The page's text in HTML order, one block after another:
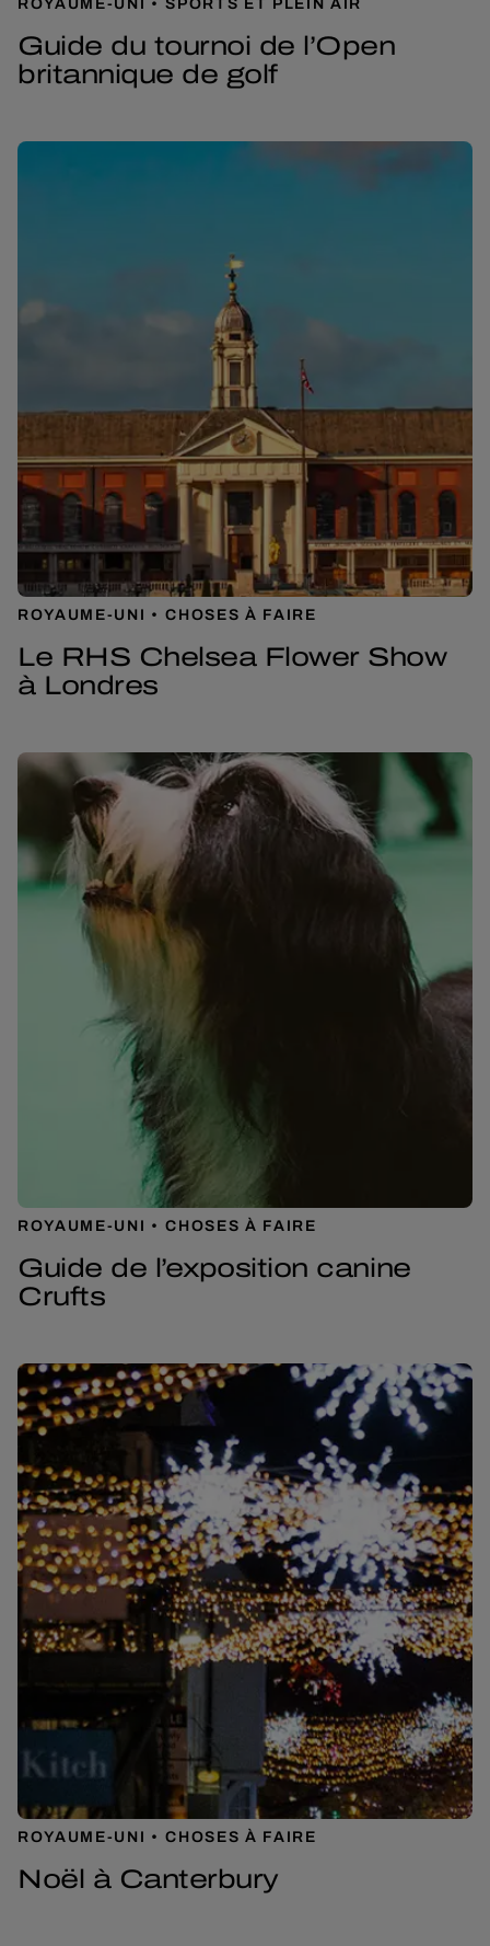
ROYAUME-UNI SPORTS ET PLEIN AIR
Guide du tournoi de l’Open
britannique de golf
ROYAUME-UNI CHOSES À FAIRE
Le RHS Chelsea Flower Show
à Londres
ROYAUME-UNI CHOSES À FAIRE
Guide de l’exposition canine
Crufts
ROYAUME-UNI CHOSES À FAIRE
Noël à Canterbury